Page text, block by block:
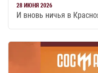
28 ИЮНЯ 2026
И вновь ничья в